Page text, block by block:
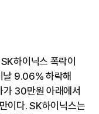
하이닉스 폭락이
날 9.06% 하락해
30만원 아래에서
이다. SK하이닉스는